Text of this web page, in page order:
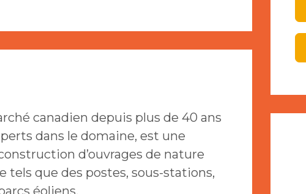
canadien depuis plus de 40 ans
dans le domaine, est une
d’ouvrages de nature
tels que des postes, sous-stations,